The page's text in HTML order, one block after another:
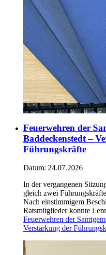
Bild:© Samtgemeinde
Feuerwehren der
Baddeckenstedt –
Führungskräfte
Datum: 24.07.2026
In der vergangenen
gleich zwei
Nach einstimmigem
Ratsmitglieder konnte
Feuerwehren der
Verstärkung der